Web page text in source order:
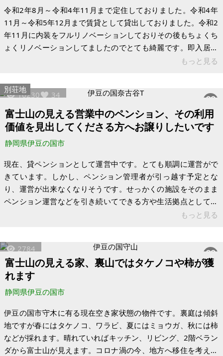
令和2年8月～令和4年11月まで定住しておりました。令和4年
11月～令和5年12月まで賃貸として貸出しておりました。令和2
年11月に内装をフルリノベーションしておりその後もちょくち
ょくリノベーションしてましたのでとても綺麗です。即入居可
能です。賃貸で住まわれてその後購入を検討という場合も対応
津、修善寺も車で30分圏内ですのでとても過ごしやすいです。
内装フルリノベーション済なのでとても快適に生活出来るかと
思います。お庭も広く車3台以上止められます。最新家具家電付
き、各部屋最新のエアコン付きです。浴室暖房も完備、キッチ
ンはIHクッキングヒー
もっと見る
16230 34
別荘地
富士山の見える営業中のペンション、その利用
価値を見出してくださる方へお譲りしたいです
静岡県伊豆の国市
現在、貸ペンションとして運営中です。とても順調に運営がで
きています。しかし、ペンション管理者が引っ越す予定とな
り、運営が出来なくなりそうです。せっかくの施設をそのまま
ペンション運営などを引き続いてできる方や生活拠点として使
いたい方がいましたら譲りたいと思います。いつでも生活でき
いただきます）。8月まで経営していますので、9月くらいから
そのままお譲りして即生活できる状態になっております。お試
しの生活のために、ホームページから宿泊を申し込んでみて観
光がてらゆっくり決めても大丈夫です。
もっと見る
2784
富士山の見える家、裏山ではタケノコや柿が獲
れます
静岡県伊豆の国市
伊豆の国市守木に有る現在空き家状態の物件です。裏庭は傾斜
地ですが春にはタケノコ、ワラビ、夏にはミョウガ、秋には柿
などが採れます。晴れていればキッチン、リビング、2階ベラン
ダから富士山が見えます。コロナ渦の今、地方へ移住を考えて